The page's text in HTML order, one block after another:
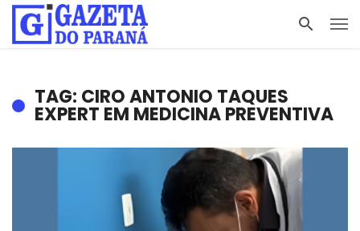
TAG: CIRO ANTONIO TAQUES
EXPERT EM MEDICINA PREVENTIVA